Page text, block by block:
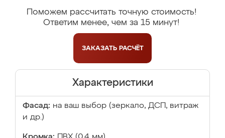
Поможем рассчитать точную стоимость!
Ответим менее, чем за 15 минут!
ЗАКАЗАТЬ РАСЧЁТ
Характеристики
Фасад: на ваш выбор (зеркало, ДСП, витраж
и др.)